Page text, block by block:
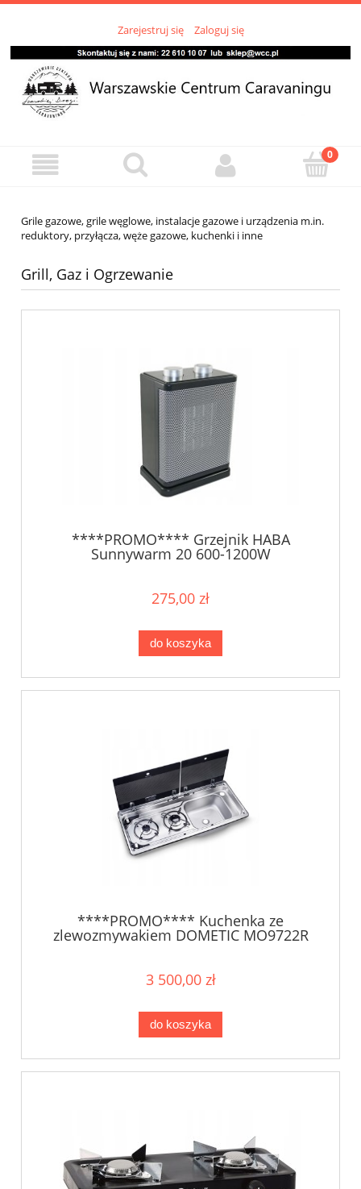
Zarejestruj się Zaloguj się
Grile gazowe, grile węglowe, instalacje gazowe i urządzenia m.in.
reduktory, przyłącza, węże gazowe, kuchenki i inne
Grill, Gaz i Ogrzewanie
****PROMO**** Grzejnik HABA
Sunnywarm 20 600-1200W
275,00 zł
do koszyka
****PROMO**** Kuchenka ze
zlewozmywakiem DOMETIC MO9722R
3 500,00 zł
do koszyka